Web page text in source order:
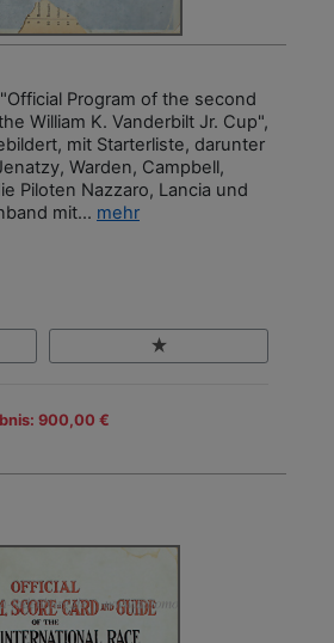
Program of the second
William K. Vanderbilt Jr. Cup",
mit Starterliste, darunter
Warden, Campbell,
Piloten Nazzaro, Lancia und
mit... mehr
900,00 €